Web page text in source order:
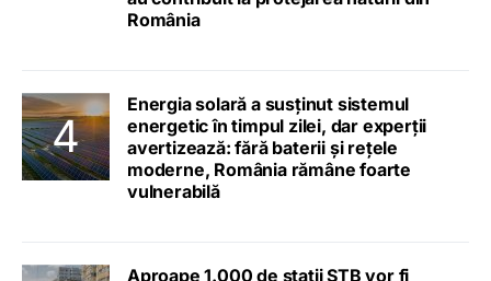
România
Energia solară a susținut sistemul
energetic în timpul zilei, dar experții
avertizează: fără baterii și rețele
moderne, România rămâne foarte
vulnerabilă
Aproape 1.000 de stații STB vor fi